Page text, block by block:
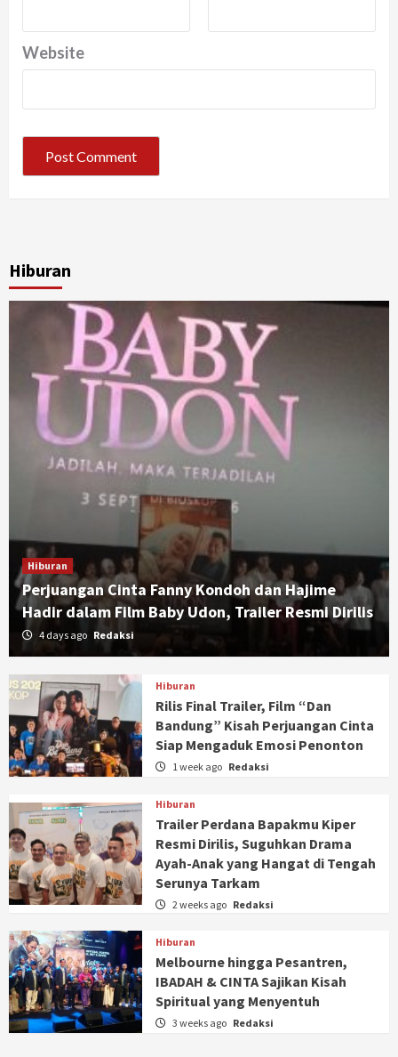
Website
Hiburan
Hiburan
Perjuangan Cinta Fanny Kondoh dan Hajime
Hadir dalam Film Baby Udon, Trailer Resmi Dirilis
4 days ago Redaksi
Hiburan
Rilis Final Trailer, Film “Dan
Bandung” Kisah Perjuangan Cinta
Siap Mengaduk Emosi Penonton
1 week ago Redaksi
Hiburan
Trailer Perdana Bapakmu Kiper
Resmi Dirilis, Suguhkan Drama
Ayah-Anak yang Hangat di Tengah
Serunya Tarkam
2 weeks ago Redaksi
Hiburan
Melbourne hingga Pesantren,
IBADAH & CINTA Sajikan Kisah
Spiritual yang Menyentuh
3 weeks ago Redaksi